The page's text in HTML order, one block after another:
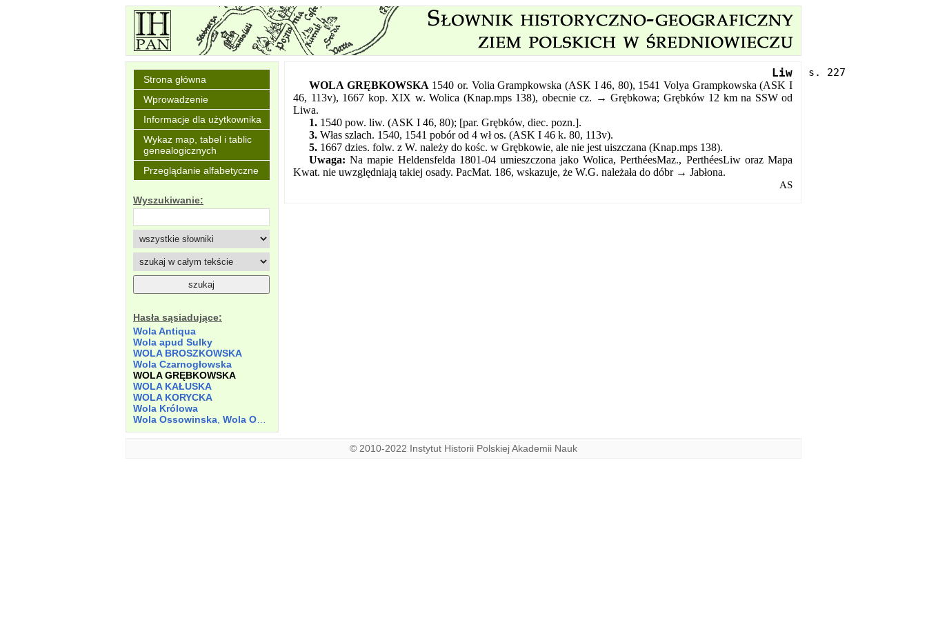
Strona główna
Wprowadzenie
Informacje dla użytkownika
Wykaz map, tabel i tablic
genealogicznych
Przeglądanie alfabetyczne
Wyszukiwanie:
Hasła sąsiadujące:
Wola Antiqua
Wola apud Sulky
WOLA BROSZKOWSKA
Wola Czarnogłowska
WOLA GRĘBKOWSKA
WOLA KAŁUSKA
WOLA KORYCKA
Wola Królowa
Wola Ossowinska Wola Osswyenszka
Liw
WOLA GRĘBKOWSKA 1540 or. Volia Grampkowska (ASK I 46, 80), 1541 Volya Grampkowska (ASK I
46, 113v), 1667 kop. XIX w. Wolica (Knap.mps 138), obecnie cz. → Grębkowa; Grębków 12 km na SSW od
Liwa.
1. 1540 pow. liw. (ASK I 46, 80); [par. Grębków, diec. pozn.].
3. Włas szlach. 1540, 1541 pobór od 4 wł os. (ASK I 46 k. 80, 113v).
5. 1667 dzies. folw. z W. należy do kośc. w Grębkowie, ale nie jest uiszczana (Knap.mps 138).
Uwaga: Na mapie Heldensfelda 1801-04 umieszczona jako Wolica, PerthéesMaz., PerthéesLiw oraz Mapa
Kwat. nie uwzględniają takiej osady. PacMat. 186, wskazuje, że W.G. należała do dóbr → Jabłona.
AS
© 2010-2022 Instytut Historii Polskiej Akademii Nauk